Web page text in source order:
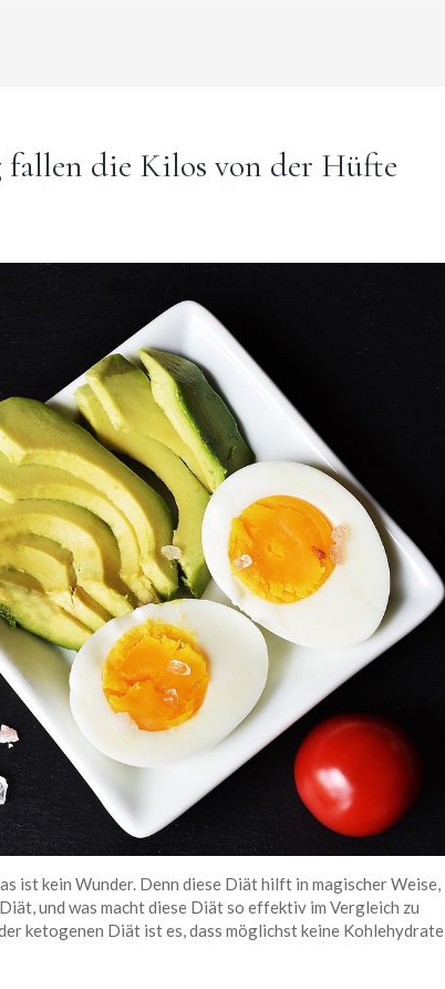
die Kilos von der Hüfte
ist kein Wunder. Denn diese Diät hilft in magischer Weise,
und was macht diese Diät so effektiv im Vergleich zu
ketogenen Diät ist es, dass möglichst keine Kohlehydrate